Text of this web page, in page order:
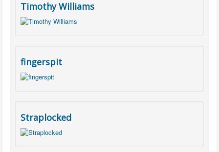
Timothy Williams
fingerspit
Straplocked